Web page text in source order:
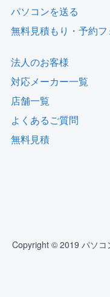
パソコンを送る
無料見積もり・予約
法人のお客様
対応メーカー一覧
店舗一覧
よくあるご質問
無料見積
Copyright © 2019 パソコ